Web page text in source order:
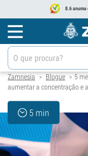
8.6 anuma
Zamnesia > Blogue > 5
aumentar a concentração e
5 min